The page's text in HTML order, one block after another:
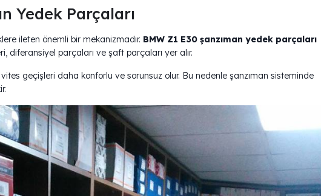
Yedek Parçaları
ileten önemli bir mekanizmadır.
BMW Z1 E30 şanzıman yedek parçaları
diferansiyel parçaları ve şaft parçaları yer alır.
vites geçişleri daha konforlu ve sorunsuz olur. Bu nedenle şanzıman sisteminde